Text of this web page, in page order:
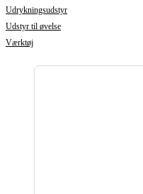
Udrykningsudstyr
Udstyr til øvelse
Værktøj